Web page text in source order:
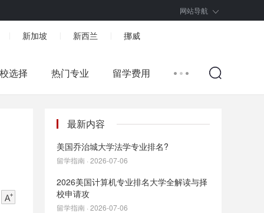
网站导航
新加坡 新西兰 挪威
选择 热门专业 留学费用
最新内容
美国乔治城大学法学专业排名?
留学指南 · 2026-07-06
2026美国计算机专业排名大学全解读与择
校申请攻
留学指南 · 2026-07-06